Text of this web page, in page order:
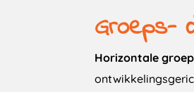
Groeps-
Horizontale